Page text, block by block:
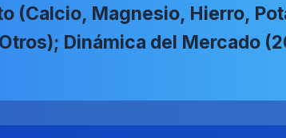
(Calcio, Magnesio, Hierro,
Dinámica del Mercado